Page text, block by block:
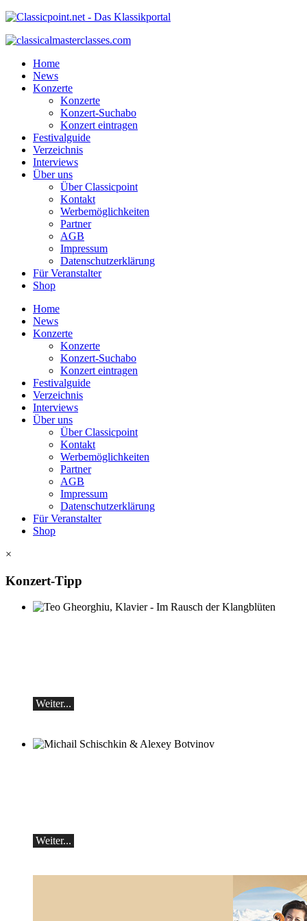
Home
News
Konzerte
Konzerte
Konzert-Suchabo
Konzert eintragen
Festivalguide
Verzeichnis
Interviews
Über uns
Über Classicpoint
Kontakt
Werbemöglichkeiten
Partner
AGB
Impressum
Datenschutzerklärung
Für Veranstalter
Shop
Home
News
Konzerte
Konzerte
Konzert-Suchabo
Konzert eintragen
Festivalguide
Verzeichnis
Interviews
Über uns
Über Classicpoint
Kontakt
Werbemöglichkeiten
Partner
AGB
Impressum
Datenschutzerklärung
Für Veranstalter
Shop
×
Konzert-Tipp
Weiter...
Weiter...